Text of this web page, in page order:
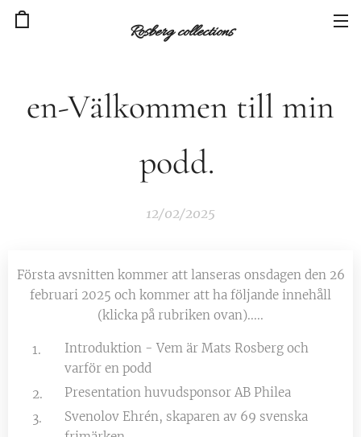
Rosberg collections
en-Välkommen till min
podd.
12/02/2025
Första avsnitten kommer att lanseras onsdagen den 26
februari 2025 och kommer att ha följande innehåll
(klicka på rubriken ovan).....
Introduktion - Vem är Mats Rosberg och
varför en podd
Presentation huvudsponsor AB Philea
Svenolov Ehrén, skaparen av 69 svenska